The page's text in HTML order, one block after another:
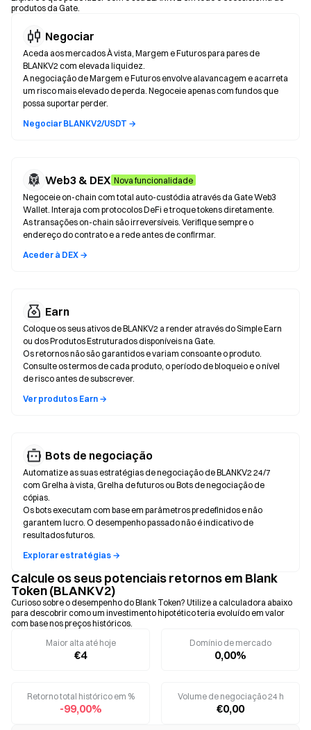
produtos da Gate.
Negociar
Aceda aos mercados À vista, Margem e Futuros para pares de
BLANKV2 com elevada liquidez.
A negociação de Margem e Futuros envolve alavancagem e acarreta
um risco mais elevado de perda. Negoceie apenas com fundos que
possa suportar perder.
Negociar BLANKV2/USDT →
Web3 & DEX Nova funcionalidade
Negoceie on-chain com total auto-custódia através da Gate Web3
Wallet. Interaja com protocolos DeFi e troque tokens diretamente.
As transações on-chain são irreversíveis. Verifique sempre o
endereço do contrato e a rede antes de confirmar.
Aceder à DEX →
Earn
Coloque os seus ativos de BLANKV2 a render através do Simple Earn
ou dos Produtos Estruturados disponíveis na Gate.
Os retornos não são garantidos e variam consoante o produto.
Consulte os termos de cada produto, o período de bloqueio e o nível
de risco antes de subscrever.
Ver produtos Earn →
Bots de negociação
Automatize as suas estratégias de negociação de BLANKV2 24/7
com Grelha à vista, Grelha de futuros ou Bots de negociação de
cópias.
Os bots executam com base em parâmetros predefinidos e não
garantem lucro. O desempenho passado não é indicativo de
resultados futuros.
Explorar estratégias →
Calcule os seus potenciais retornos em Blank
Token (BLANKV2)
Curioso sobre o desempenho do Blank Token? Utilize a calculadora abaixo
para descobrir como um investimento hipotético teria evoluído em valor
com base nos preços históricos.
Maior alta até hoje
€4
Domínio de mercado
0,00%
Retorno total histórico em %
-99,00%
Volume de negociação 24 h
€0,00